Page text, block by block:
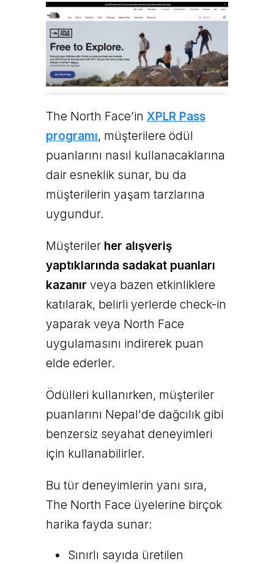
The North Face’in XPLR Pass
programı, müşterilere ödül
puanlarını nasıl kullanacaklarına
dair esneklik sunar, bu da
müşterilerin yaşam tarzlarına
uygundur.
Müşteriler her alışveriş
yaptıklarında sadakat puanları
kazanır veya bazen etkinliklere
katılarak, belirli yerlerde check-in
yaparak veya North Face
uygulamasını indirerek puan
elde ederler.
Ödülleri kullanırken, müşteriler
puanlarını Nepal'de dağcılık gibi
benzersiz seyahat deneyimleri
için kullanabilirler.
Bu tür deneyimlerin yanı sıra,
The North Face üyelerine birçok
harika fayda sunar:
Sınırlı sayıda üretilen